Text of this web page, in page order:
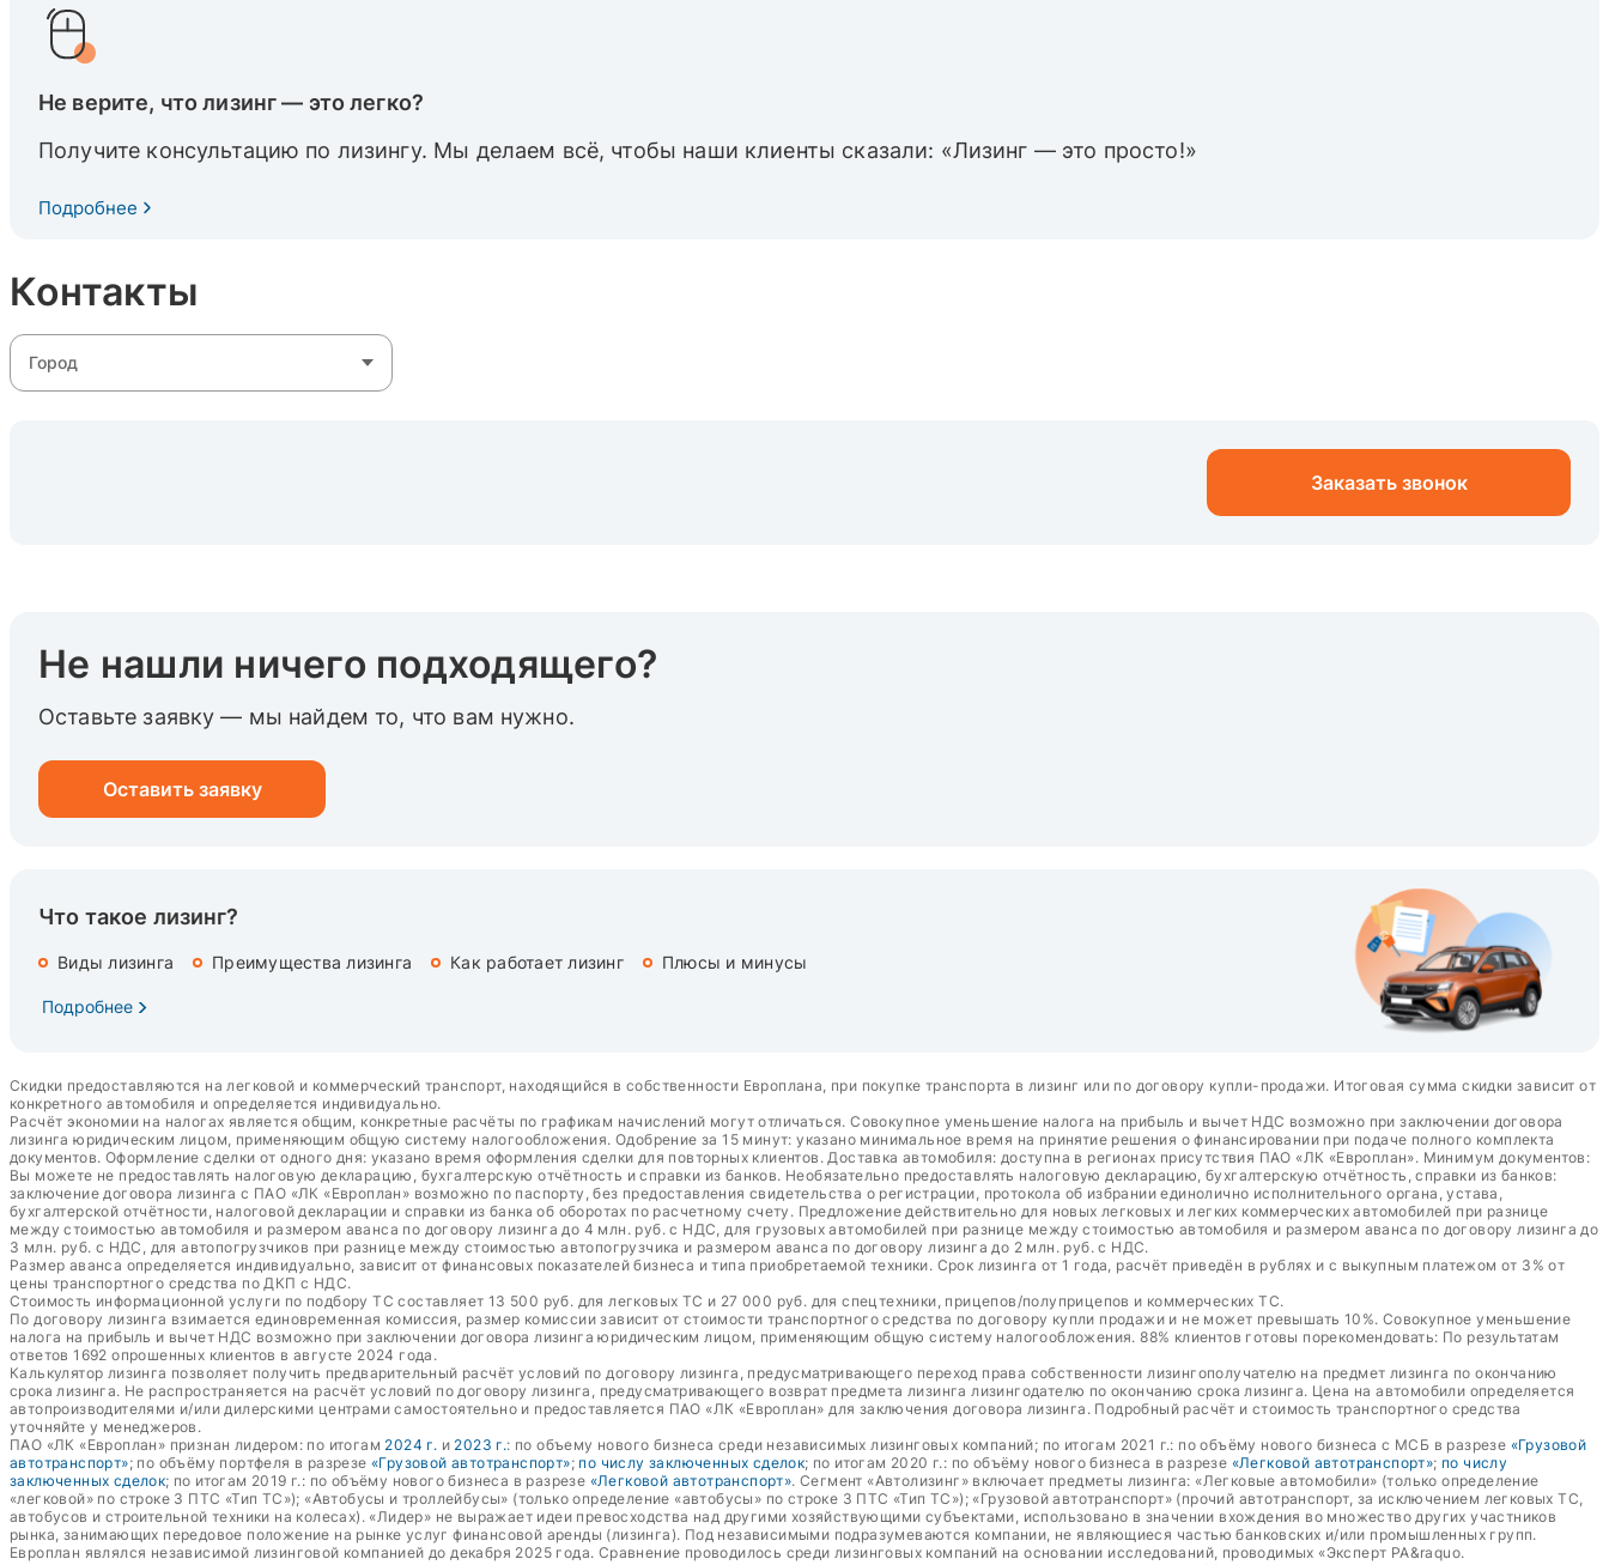
Не верите, что лизинг — это легко?
Получите консультацию по лизингу. Мы делаем всё, чтобы наши клиенты сказали: «Лизинг — это просто!»
Подробнее
Контакты
Город
Заказать звонок
Не нашли ничего подходящего?
Оставьте заявку — мы найдем то, что вам нужно.
Оставить заявку
Что такое лизинг?
Виды лизинга Преимущества лизинга Как работает лизинг Плюсы и минусы
Подробнее
Скидки предоставляются на легковой и коммерческий транспорт, находящийся в собственности Европлана, при покупке транспорта в лизинг или по договору купли-продажи. Итоговая сумма скидки зависит от
конкретного автомобиля и определяется индивидуально.
Расчёт экономии на налогах является общим, конкретные расчёты по графикам начислений могут отличаться. Совокупное уменьшение налога на прибыль и вычет НДС возможно при заключении договора
лизинга юридическим лицом, применяющим общую систему налогообложения. Одобрение за 15 минут: указано минимальное время на принятие решения о финансировании при подаче полного комплекта
документов. Оформление сделки от одного дня: указано время оформления сделки для повторных клиентов. Доставка автомобиля: доступна в регионах присутствия ПАО «ЛК «Европлан». Минимум документов:
Вы можете не предоставлять налоговую декларацию, бухгалтерскую отчётность и справки из банков. Необязательно предоставлять налоговую декларацию, бухгалтерскую отчётность, справки из банков:
заключение договора лизинга с ПАО «ЛК «Европлан» возможно по паспорту, без предоставления свидетельства о регистрации, протокола об избрании единолично исполнительного органа, устава,
бухгалтерской отчётности, налоговой декларации и справки из банка об оборотах по расчетному счету. Предложение действительно для новых легковых и легких коммерческих автомобилей при разнице
между стоимостью автомобиля и размером аванса по договору лизинга до 4 млн. руб. с НДС, для грузовых автомобилей при разнице между стоимостью автомобиля и размером аванса по договору лизинга до
3 млн. руб. с НДС, для автопогрузчиков при разнице между стоимостью автопогрузчика и размером аванса по договору лизинга до 2 млн. руб. с НДС.
Размер аванса определяется индивидуально, зависит от финансовых показателей бизнеса и типа приобретаемой техники. Срок лизинга от 1 года, расчёт приведён в рублях и с выкупным платежом от 3% от
цены транспортного средства по ДКП с НДС.
Стоимость информационной услуги по подбору ТС составляет 13 500 руб. для легковых ТС и 27 000 руб. для спецтехники, прицепов/полуприцепов и коммерческих ТС.
По договору лизинга взимается единовременная комиссия, размер комиссии зависит от стоимости транспортного средства по договору купли продажи и не может превышать 10%. Совокупное уменьшение
налога на прибыль и вычет НДС возможно при заключении договора лизинга юридическим лицом, применяющим общую систему налогообложения. 88% клиентов готовы порекомендовать: По результатам
ответов 1692 опрошенных клиентов в августе 2024 года.
Калькулятор лизинга позволяет получить предварительный расчёт условий по договору лизинга, предусматривающего переход права собственности лизингополучателю на предмет лизинга по окончанию
срока лизинга. Не распространяется на расчёт условий по договору лизинга, предусматривающего возврат предмета лизинга лизингодателю по окончанию срока лизинга. Цена на автомобили определяется
автопроизводителями и/или дилерскими центрами самостоятельно и предоставляется ПАО «ЛК «Европлан» для заключения договора лизинга. Подробный расчёт и стоимость транспортного средства
уточняйте у менеджеров.
ПАО «ЛК «Европлан» признан лидером: по итогам 2024 г. и 2023 г.: по объему нового бизнеса среди независимых лизинговых компаний; по итогам 2021 г.: по объёму нового бизнеса с МСБ в разрезе «Грузовой
автотранспорт»; по объёму портфеля в разрезе «Грузовой автотранспорт»; по числу заключенных сделок; по итогам 2020 г.: по объёму нового бизнеса в разрезе «Легковой автотранспорт»; по числу
заключенных сделок; по итогам 2019 г.: по объёму нового бизнеса в разрезе «Легковой автотранспорт». Сегмент «Автолизинг» включает предметы лизинга: «Легковые автомобили» (только определение
«легковой» по строке 3 ПТС «Тип ТС»); «Автобусы и троллейбусы» (только определение «автобусы» по строке 3 ПТС «Тип ТС»); «Грузовой автотранспорт» (прочий автотранспорт, за исключением легковых ТС,
автобусов и строительной техники на колесах). «Лидер» не выражает идеи превосходства над другими хозяйствующими субъектами, использовано в значении вхождения во множество других участников
рынка, занимающих передовое положение на рынке услуг финансовой аренды (лизинга). Под независимыми подразумеваются компании, не являющиеся частью банковских и/или промышленных групп.
Европлан являлся независимой лизинговой компанией до декабря 2025 года. Сравнение проводилось среди лизинговых компаний на основании исследований, проводимых «Эксперт РА&raquo.